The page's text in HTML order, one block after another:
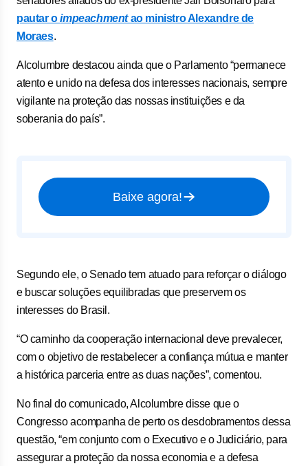
pautar oimpeachmentao ministro Alexandre de
Moraes.
Alcolumbre destacou ainda que o Parlamento “permanece
atento e unido na defesa dos interesses nacionais, sempre
vigilante na proteção das nossas instituições e da
soberania do país”.
Baixe agora!
Segundo ele, o Senado tem atuado para reforçar o diálogo
e buscar soluções equilibradas que preservem os
interesses do Brasil.
“O caminho da cooperação internacional deve prevalecer,
com o objetivo de restabelecer a confiança mútua e manter
a histórica parceria entre as duas nações”, comentou.
No final do comunicado, Alcolumbre disse que o
Congresso acompanha de perto os desdobramentos dessa
questão, “em conjunto com o Executivo e o Judiciário, para
assegurar a proteção da nossa economia e a defesa